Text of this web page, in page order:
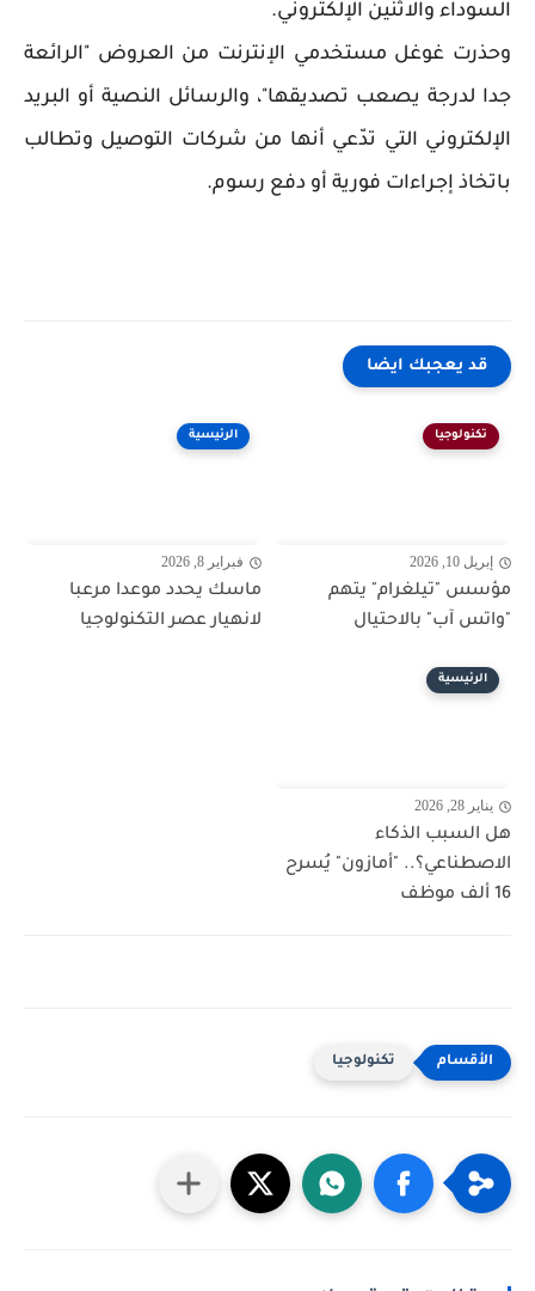
السوداء والاثنين الإلكتروني.
وحذرت غوغل مستخدمي الإنترنت من العروض "الرائعة
جدا لدرجة يصعب تصديقها"، والرسائل النصية أو البريد
الإلكتروني التي تدّعي أنها من شركات التوصيل وتطالب
باتخاذ إجراءات فورية أو دفع رسوم.
قد يعجبك ايضا
تكنولوجيا
إبريل 10, 2026
مؤسس "تيلغرام" يتهم
"واتس آب" بالاحتيال
الرئيسية
فبراير 8, 2026
ماسك يحدد موعدا مرعبا
لانهيار عصر التكنولوجيا
الرئيسية
يناير 28, 2026
هل السبب الذكاء
الاصطناعي؟.. "أمازون" يُسرح
16 ألف موظف
تكنولوجيا